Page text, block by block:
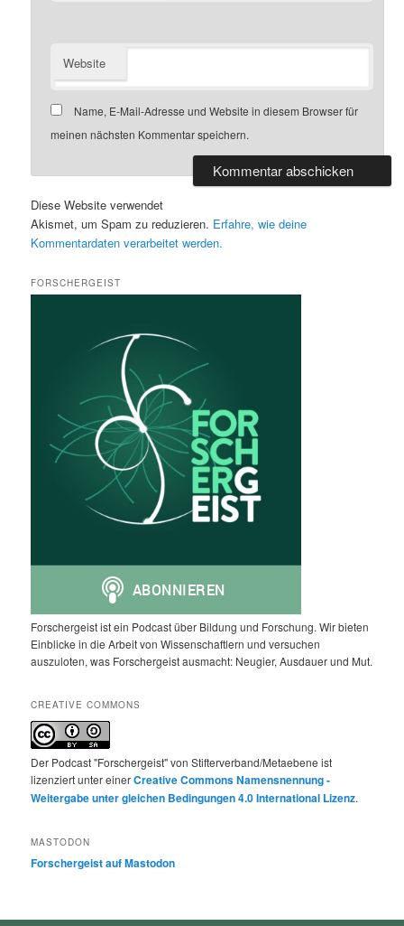
Website
Name, E-Mail-Adresse und Website in diesem Browser für
meinen nächsten Kommentar speichern.
Diese Website verwendet
Akismet, um Spam zu reduzieren. Erfahre, wie deine
Kommentardaten verarbeitet werden.
FORSCHERGEIST
Forschergeist ist ein Podcast über Bildung und Forschung. Wir bieten
Einblicke in die Arbeit von Wissenschaftlern und versuchen
auszuloten, was Forschergeist ausmacht: Neugier, Ausdauer und Mut.
CREATIVE COMMONS
Der Podcast "Forschergeist" von Stifterverband/Metaebene ist
lizenziert unter einerCreative Commons Namensnennung -
Weitergabe unter gleichen Bedingungen 4.0 International Lizenz.
MASTODON
Forschergeist auf Mastodon